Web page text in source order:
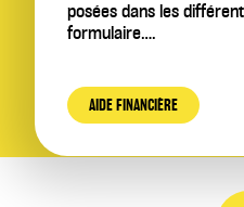
posées dans les
formulaire….
AIDE FINANCIÈRE